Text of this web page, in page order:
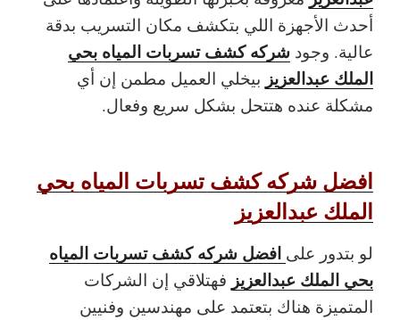
أحدث الأجهزة اللي بتكشف مكان التسريب بدقة
عالية. وجود شركه كشف تسربات المياه بحي
الملك عبدالعزيز بيخلي العميل مطمن إن أي
مشكلة عنده هتتحل بشكل سريع وفعال.
افضل شركه كشف تسربات المياه بحي
الملك عبدالعزيز
لو بتدور على افضل شركه كشف تسربات المياه
بحي الملك عبدالعزيز فهتلاقي إن الشركات
المتميزة هناك بتعتمد على مهندسين وفنيين